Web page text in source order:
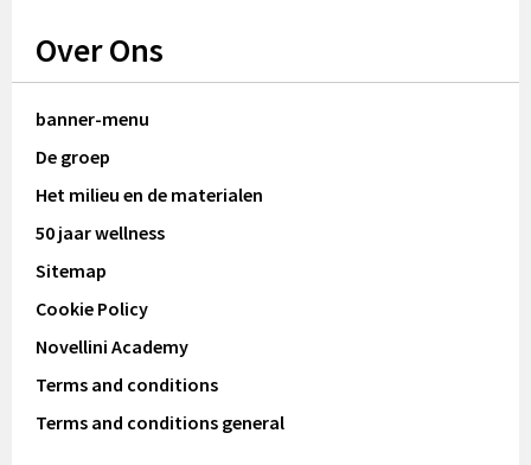
Over Ons
banner-menu
De groep
Het milieu en de materialen
50 jaar wellness
Sitemap
Cookie Policy
Novellini Academy
Terms and conditions
Terms and conditions general